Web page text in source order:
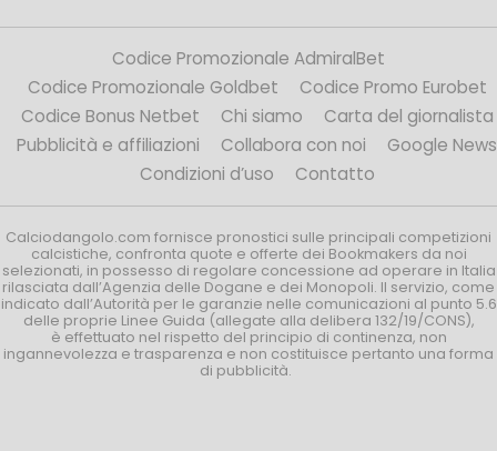
Codice Promozionale AdmiralBet
Codice Promozionale Goldbet
Codice Promo Eurobet
Codice Bonus Netbet
Chi siamo
Carta del giornalista
Pubblicità e affiliazioni
Collabora con noi
Google News
Condizioni d’uso
Contatto
Calciodangolo.com fornisce pronostici sulle principali competizioni
calcistiche, confronta quote e offerte dei Bookmakers da noi
selezionati, in possesso di regolare concessione ad operare in Italia
rilasciata dall’Agenzia delle Dogane e dei Monopoli. Il servizio, come
indicato dall’Autorità per le garanzie nelle comunicazioni al punto 5.6
delle proprie Linee Guida (allegate alla delibera 132/19/CONS),
è effettuato nel rispetto del principio di continenza, non
ingannevolezza e trasparenza e non costituisce pertanto una forma
di pubblicità.